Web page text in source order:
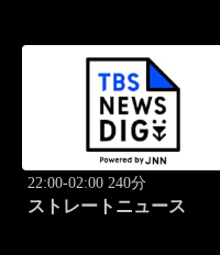
22:00-02:00 240分
ストレートニュース